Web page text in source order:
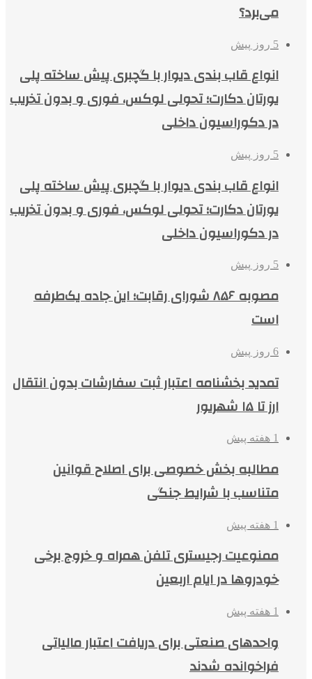
می‌برد؟
5 روز پیش
انواع قاب بندی دیوار با گچبری پیش ساخته پلی
یورتان دکارت؛ تحولی لوکس، فوری و بدون تخریب
در دکوراسیون داخلی
5 روز پیش
انواع قاب بندی دیوار با گچبری پیش ساخته پلی
یورتان دکارت؛ تحولی لوکس، فوری و بدون تخریب
در دکوراسیون داخلی
5 روز پیش
مصوبه ۸۵۶ شورای رقابت؛ این جاده یک‌طرفه
است
6 روز پیش
تمدید بخشنامه اعتبار ثبت سفارشات بدون انتقال
ارز تا ۱۵ شهریور
1 هفته پیش
مطالبه بخش خصوصی برای اصلاح قوانین
متناسب با شرایط جنگی
1 هفته پیش
ممنوعیت رجیستری تلفن همراه و خروج برخی
خودروها در ایام اربعین
1 هفته پیش
واحدهای صنعتی برای دریافت اعتبار مالیاتی
فراخوانده شدند